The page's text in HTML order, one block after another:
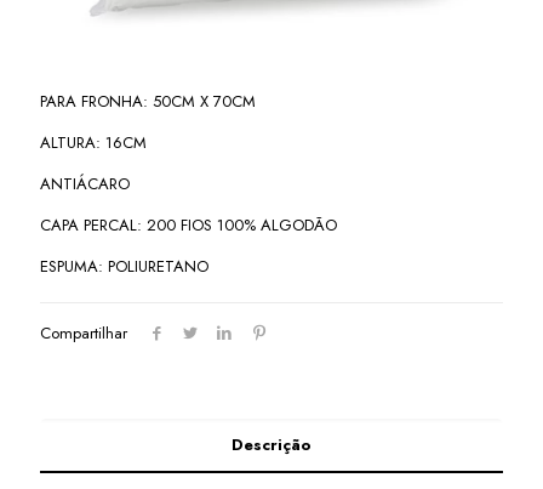
PARA FRONHA: 50CM X 70CM
ALTURA: 16CM
ANTIÁCARO
CAPA PERCAL: 200 FIOS 100% ALGODÃO
ESPUMA: POLIURETANO
Compartilhar
Descrição